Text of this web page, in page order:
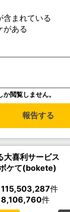
含まれている
がある
閲覧しません。
報告する
大喜利サービス
ケて(bokete)
115,503,287件
8,106,760件